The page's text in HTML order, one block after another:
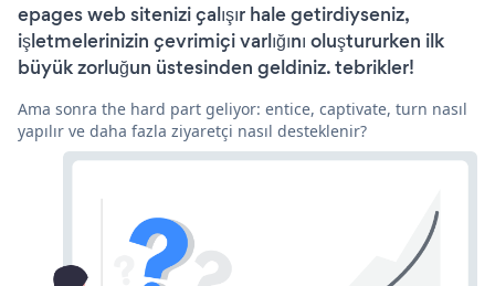
epages web sitenizi çalışır hale getirdiyseniz,
işletmelerinizin çevrimiçi varlığını oluştururken ilk
büyük zorluğun üstesinden geldiniz. tebrikler!
Ama sonra the hard part geliyor: entice, captivate, turn nasıl
yapılır ve daha fazla ziyaretçi nasıl desteklenir?